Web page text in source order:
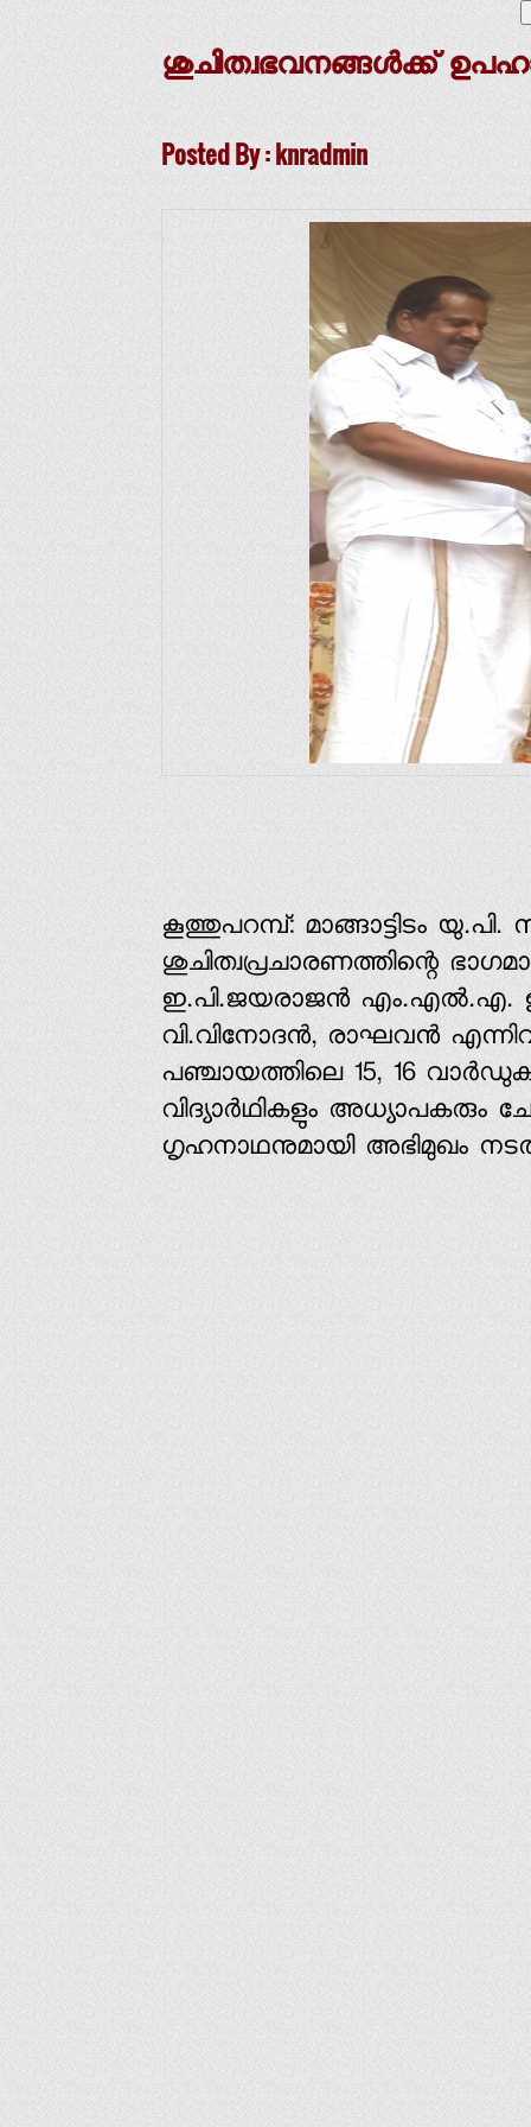
ശുചിത്വഭവനങ്ങള്‍ക്ക്
Posted By : knradmin
കൂത്തുപറമ്പ്: മാങ്ങാട്ടിടം
ശുചിത്വപ്രചാരണത്തിന്റെ
ഇ.പി.ജയരാജന്‍ എം.എല്‍.എ.
വി.വിനോദന്‍, രാഘവന്‍
പഞ്ചായത്തിലെ 15, 16
വിദ്യാര്‍ഥികളും അധ്യാപകരും
ഗൃഹനാഥനുമായി അഭിമുഖം